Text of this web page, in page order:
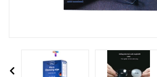
Previous